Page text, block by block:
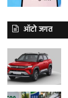
ऑटो जगत